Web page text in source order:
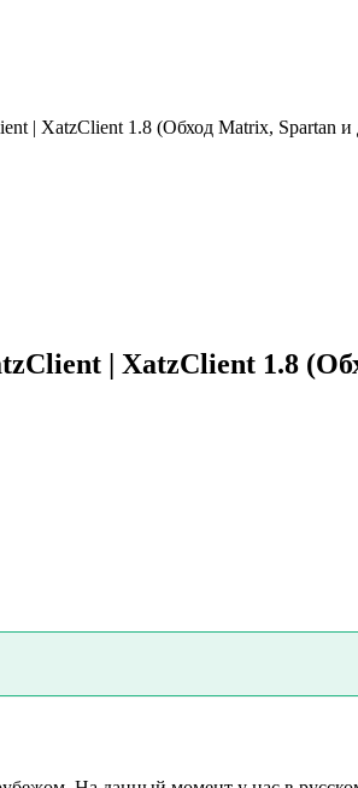
XatzClient 1.8 (Обход Matrix, Spartan
| XatzClient 1.8